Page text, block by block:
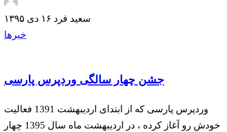
سعید فرد ۱۶ دی ۱۳۹۵
خبرها
جشن چهار سالگی وردپرس پارسی
وردپرس پارسی که از ابتدای اردیبهشت 1391 فعالیت
خودش رو آغاز کرده ، در اردیبهشت ماه سال 1395 چهار